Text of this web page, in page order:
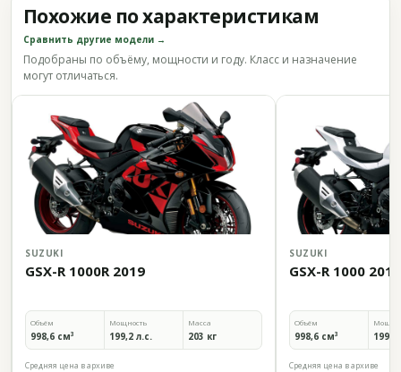
Похожие по характеристикам
Сравнить другие модели →
Подобраны по объёму, мощности и году. Класс и назначение
могут отличаться.
SUZUKI
GSX-R 1000R 2019
Объём
998,6 см³
Мощность
199,2 л.с.
Масса
203 кг
Средняя цена в архиве
SUZUKI
GSX-R 1000 2019
Объём
998,6 см³ 199,2
Средняя цена в архиве